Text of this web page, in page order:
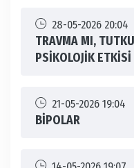
28-05-2026 20:04
TRAVMA MI,
PSİKOLOJİK ETKİSİ
21-05-2026 19:04
BİPOLAR